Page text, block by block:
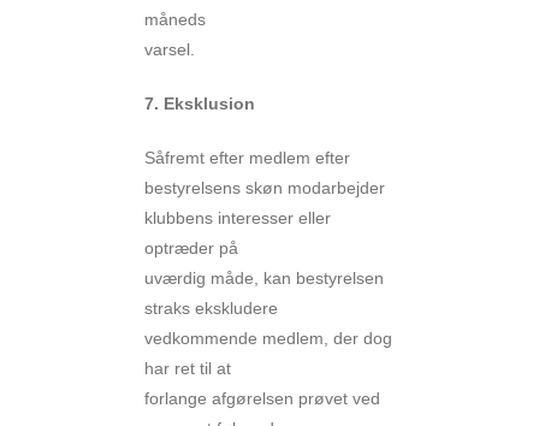
måneds
varsel.
7. Eksklusion
Såfremt efter medlem efter
bestyrelsens skøn modarbejder
klubbens interesser eller
optræder på
uværdig måde, kan bestyrelsen
straks ekskludere
vedkommende medlem, der dog
har ret til at
forlange afgørelsen prøvet ved